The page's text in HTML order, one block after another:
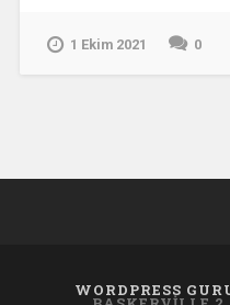
1 Ekim 2021 0
WORDPRESS